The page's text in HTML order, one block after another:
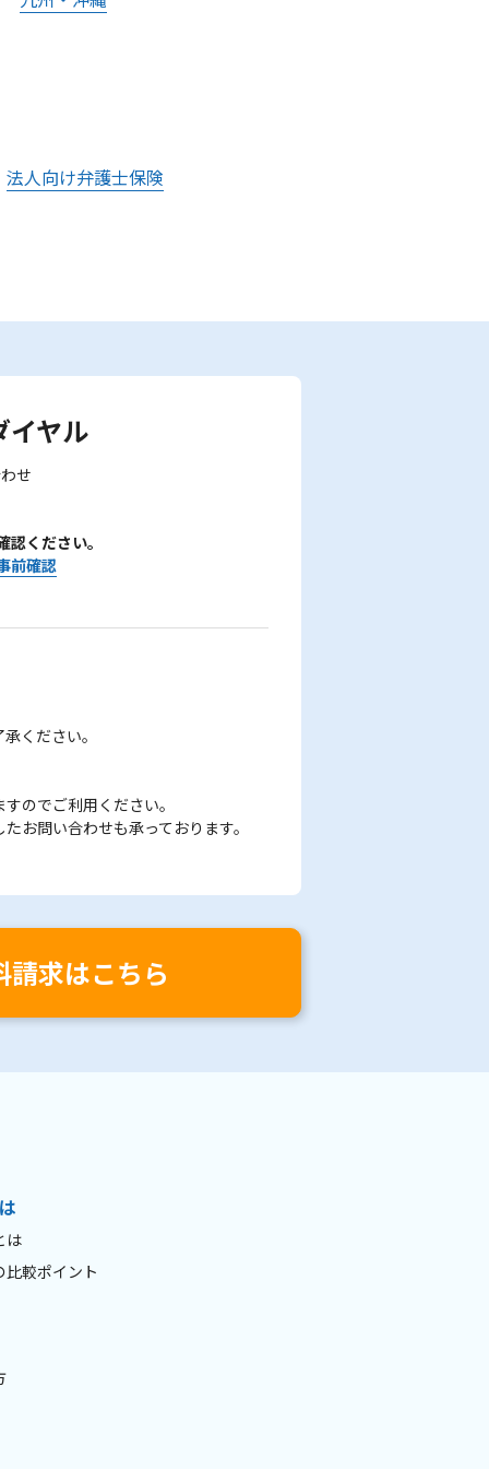
法人向け弁護士保険
イヤル
せ
ください。
前確認
ください。
のでご利用ください。
お問い合わせも承っております。
請求はこちら
は
較ポイント